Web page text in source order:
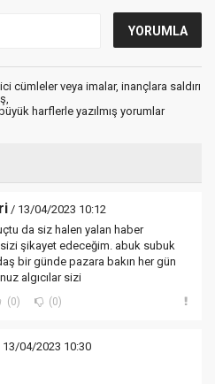
cümleler veya imalar, inançlara saldırı
harflerle yazılmış yorumlar
/ 13/04/2023 10:12
da siz halen yalan haber
şikayet edeceğim. abuk subuk
bir günde pazara bakın her gün
algıcılar sizi
(0) (0)
13/04/2023 10:30